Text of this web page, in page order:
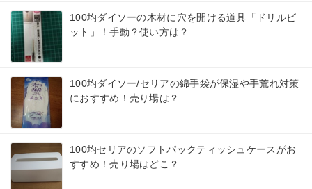
100均ダイソーの木材に穴を開ける道具「ドリルビ
ット」！手動？使い方は？
100均ダイソー/セリアの綿手袋が保湿や手荒れ対策
におすすめ！売り場は？
100均セリアのソフトパックティッシュケースがお
すすめ！売り場はどこ？